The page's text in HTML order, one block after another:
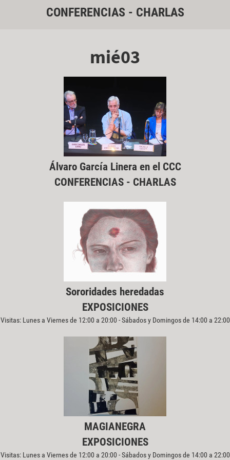
CONFERENCIAS - CHARLAS
mié03
Álvaro García Linera en el CCC
CONFERENCIAS - CHARLAS
Sororidades heredadas
EXPOSICIONES
Visitas: Lunes a Viernes de 12:00 a 20:00 - Sábados y Domingos de 14:00 a 22:00
MAGIANEGRA
EXPOSICIONES
Visitas: Lunes a Viernes de 12:00 a 20:00 - Sábados y Domingos de 14:00 a 22:00